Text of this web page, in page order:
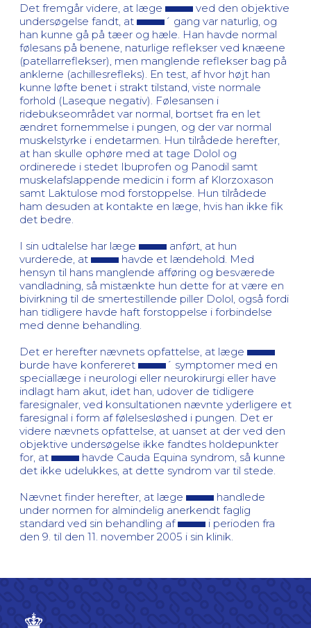
Det fremgår videre, at læge
ved den objektive
undersøgelse fandt, at
´ gang var naturlig, og
han kunne gå på tæer og hæle. Han havde normal
følesans på benene, naturlige reflekser ved knæene
(patellarreflekser), men manglende reflekser bag på
anklerne (achillesrefleks). En test, af hvor højt han
kunne løfte benet i strakt tilstand, viste normale
forhold (Laseque negativ). Følesansen i
ridebukseområdet var normal, bortset fra en let
ændret fornemmelse i pungen, og der var normal
muskelstyrke i endetarmen. Hun tilrådede herefter,
at han skulle ophøre med at tage Dolol og
ordinerede i stedet Ibuprofen og Panodil samt
muskelafslappende medicin i form af Klorzoxason
samt Laktulose mod forstoppelse. Hun tilrådede
ham desuden at kontakte en læge, hvis han ikke fik
det bedre.
I sin udtalelse har læge
anført, at hun
vurderede, at
havde et lændehold. Med
hensyn til hans manglende afføring og besværede
vandladning, så mistænkte hun dette for at være en
bivirkning til de smertestillende piller Dolol, også fordi
han tidligere havde haft forstoppelse i forbindelse
med denne behandling.
Det er herefter nævnets opfattelse, at læge
burde have konfereret
´ symptomer med en
speciallæge i neurologi eller neurokirurgi eller have
indlagt ham akut, idet han, udover de tidligere
faresignaler, ved konsultationen nævnte yderligere et
faresignal i form af følelsesløshed i pungen. Det er
videre nævnets opfattelse, at uanset at der ved den
objektive undersøgelse ikke fandtes holdepunkter
for, at
havde Cauda Equina syndrom, så kunne
det ikke udelukkes, at dette syndrom var til stede.
Nævnet finder herefter, at læge
handlede
under normen for almindelig anerkendt faglig
standard ved sin behandling af
i perioden fra
den 9. til den 11. november 2005 i sin klinik.